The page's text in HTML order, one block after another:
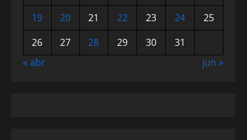
19
20 21 22 23 24
25
26
27 28 29 30
31
« abr
jun »